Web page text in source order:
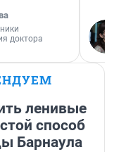
доктора
ленивые
способ
Барнаула